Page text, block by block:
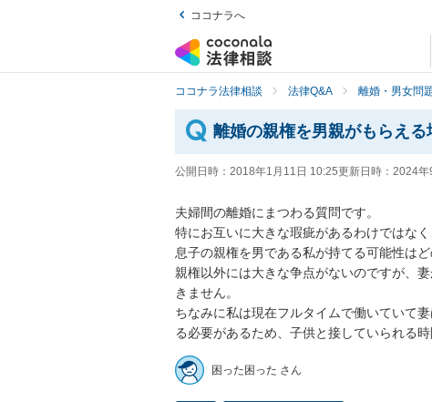
ココナラへ
ココナラ法律相談 法律Q&A 離婚・男女問
離婚の親権を男親がもらえ
公開日時： 2018年1月11日 10:25更新日時： 2024年
夫婦間の離婚にまつわる質問です。
特にお互いに大きな瑕疵があるわけではな
息子の親権を男である私が持てる可能性はど
親権以外には大きな争点がないのですが、
きません。
ちなみに私は現在フルタイムで働いていて
る必要があるため、子供と接していられる
困った困った さん